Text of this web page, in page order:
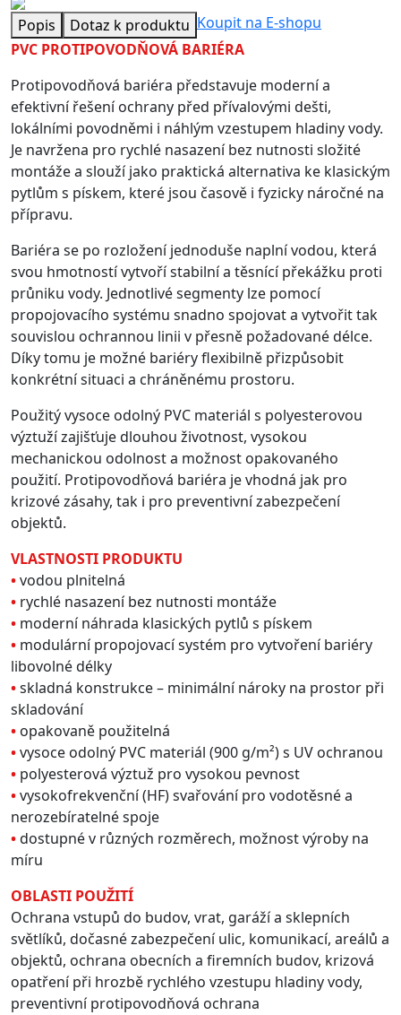
Popis Dotaz k produktu Koupit na E-shopu
PVC PROTIPOVODŇOVÁ BARIÉRA
Protipovodňová bariéra představuje moderní a
efektivní řešení ochrany před přívalovými dešti,
lokálními povodněmi i náhlým vzestupem hladiny vody.
Je navržena pro rychlé nasazení bez nutnosti složité
montáže a slouží jako praktická alternativa ke klasickým
pytlům s pískem, které jsou časově i fyzicky náročné na
přípravu.
Bariéra se po rozložení jednoduše naplní vodou, která
svou hmotností vytvoří stabilní a těsnící překážku proti
průniku vody. Jednotlivé segmenty lze pomocí
propojovacího systému snadno spojovat a vytvořit tak
souvislou ochrannou linii v přesně požadované délce.
Díky tomu je možné bariéry flexibilně přizpůsobit
konkrétní situaci a chráněnému prostoru.
Použitý vysoce odolný PVC materiál s polyesterovou
výztuží zajišťuje dlouhou životnost, vysokou
mechanickou odolnost a možnost opakovaného
použití. Protipovodňová bariéra je vhodná jak pro
krizové zásahy, tak i pro preventivní zabezpečení
objektů.
VLASTNOSTI PRODUKTU
•vodou plnitelná
• rychlé nasazení bez nutnosti montáže
• moderní náhrada klasických pytlů s pískem
• modulární propojovací systém pro vytvoření bariéry
libovolné délky
•skladná konstrukce – minimální nároky na prostor při
skladování
• opakovaně použitelná
•vysoce odolný PVC materiál (900 g/m²) s UV ochranou
• polyesterová výztuž pro vysokou pevnost
•vysokofrekvenční (HF) svařování pro vodotěsné a
nerozebíratelné spoje
•dostupné v různých rozměrech, možnost výroby na
míru
OBLASTI POUŽITÍ
Ochrana vstupů do budov, vrat, garáží a sklepních
světlíků, dočasné zabezpečení ulic, komunikací, areálů a
objektů, ochrana obecních a firemních budov, krizová
opatření při hrozbě rychlého vzestupu hladiny vody,
preventivní protipovodňová ochrana